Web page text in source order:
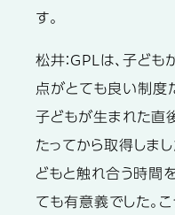
す。
松井：GPLは、子ども
点がとても良い制度
子どもが生まれた直
たってから取得しま
どもと触れ合う時間
ても有意義でした。